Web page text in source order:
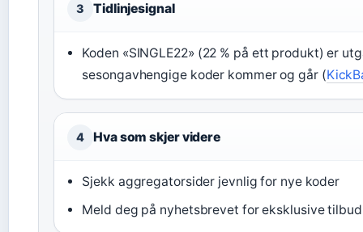
3 Tidlinjesignal
Koden «SINGLE22» (22 % på ett produkt) er
sesongavhengige koder kommer og går (
4 Hva som skjer videre
Sjekk aggregatorsider jevnlig for nye koder
Meld deg på nyhetsbrevet for eksklusive tilbud